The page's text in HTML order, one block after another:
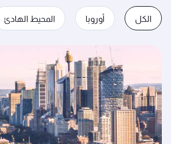
الكل أوروبا المحيط الهادئ